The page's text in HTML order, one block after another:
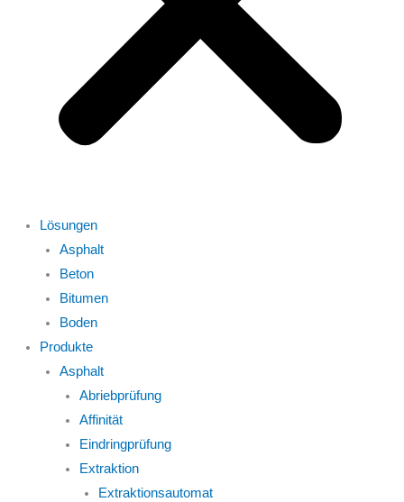
Lösungen
Asphalt
Beton
Bitumen
Boden
Produkte
Asphalt
Abriebprüfung
Affinität
Eindringprüfung
Extraktion
Extraktionsautomat